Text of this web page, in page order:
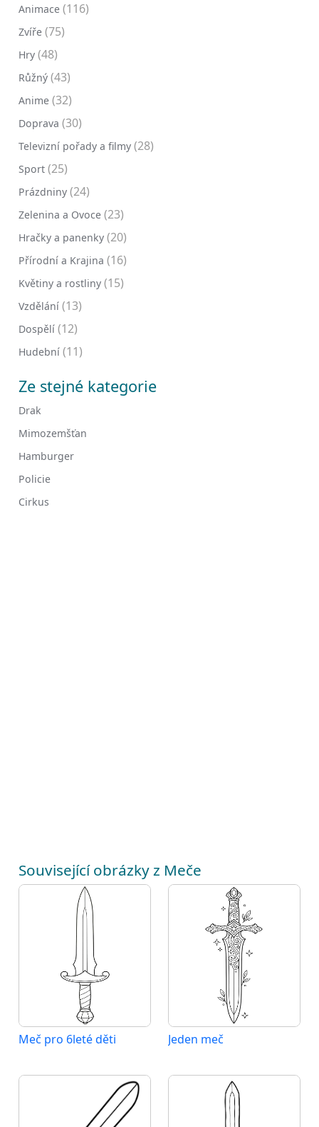
Animace (116)
Zvíře (75)
Hry (48)
Růžný (43)
Anime (32)
Doprava (30)
Televizní pořady a filmy (28)
Sport (25)
Prázdniny (24)
Zelenina a Ovoce (23)
Hračky a panenky (20)
Přírodní a Krajina (16)
Květiny a rostliny (15)
Vzdělání (13)
Dospělí (12)
Hudební (11)
Ze stejné kategorie
Drak
Mimozemšťan
Hamburger
Policie
Cirkus
Související obrázky z Meče
Meč pro 6leté děti Jeden meč